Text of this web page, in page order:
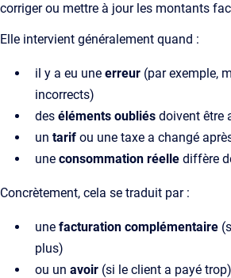
corriger ou mettre à jour les montants
Elle intervient généralement quand :
il y a eu une erreur (par exemple,
incorrects)
des éléments oubliés doivent être
un tarif ou une taxe a changé
une consommation réelle diffère
Concrètement, cela se traduit par :
une facturation complémentaire
plus)
ou un avoir (si le client a payé